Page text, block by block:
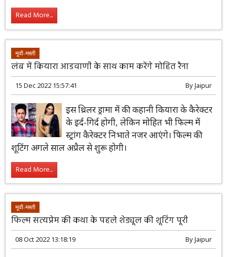
Read More...
मूवी-मस्ती
लंब में कियारा आडवाणी के साथ काम करेंगे मोहित रैना
15 Dec 2022 15:57:41 ByJaipur
इस थ्रिलर ड्रामा में की कहानी कियारा के कैरेक्टर
के इर्द-गिर्द होगी, लेकिन मोहित भी फिल्म में
स्ट्रांग कैरेक्टर निभाते नजर आएंगे। फिल्म की
शूटिंग अगले साल अप्रैल से शुरू होगी।
Read More...
मूवी-मस्ती
फिल्म सत्यप्रेम की कथा के पहले शेड्यूल की शूटिंग पूरी
08 Oct 2022 13:18:19 ByJaipur